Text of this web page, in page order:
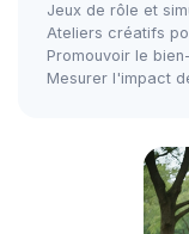
Jeux de rôle et
Ateliers créatifs
Promouvoir le
Mesurer l'impact